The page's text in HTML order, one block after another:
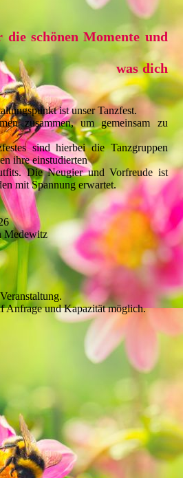
schönen Momente und
dich
ist unser Tanzfest.
zusammen, um gemeinsam zu
sind hierbei die Tanzgruppen
ihre einstudierten
Die Neugier und Vorfreude ist
mit Spannung erwartet.
Medewitz
Anfrage und Kapazität möglich.